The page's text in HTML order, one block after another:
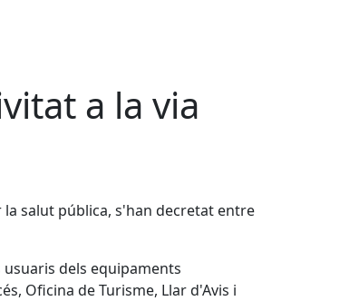
a la via
salut pública, s'han decretat entre
dels equipaments
Oficina de Turisme, Llar d'Avis i